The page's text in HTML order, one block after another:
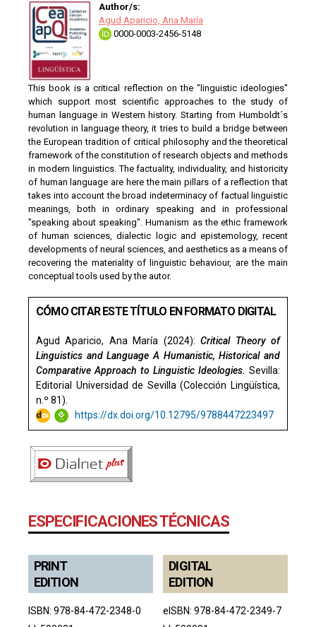
Author/s:
Agud Aparicio, Ana María
0000-0003-2456-5148
This book is a critical reflection on the "linguistic ideologies"
which support most scientific approaches to the study of
human language in Western history. Starting from Humboldt´s
revolution in language theory, it tries to build a bridge between
the European tradition of critical philosophy and the theoretical
framework of the constitution of research objects and methods
in modern linguistics. The factuality, individuality, and historicity
of human language are here the main pillars of a reflection that
takes into account the broad indeterminacy of factual linguistic
meanings, both in ordinary speaking and in professional
"speaking about speaking". Humanism as the ethic framework
of human sciences, dialectic logic and epistemology, recent
developments of neural sciences, and aesthetics as a means of
recovering the materiality of linguistic behaviour, are the main
conceptual tools used by the autor.
CÓMO CITAR ESTE TÍTULO EN FORMATO DIGITAL
Agud Aparicio, Ana María (2024): Critical Theory of
Linguistics and Language A Humanistic, Historical and
Comparative Approach to Linguistic Ideologies. Sevilla:
Editorial Universidad de Sevilla (Colección Lingüística,
n.º 81).
https://dx.doi.org/10.12795/9788447223497
ESPECIFICACIONES TÉCNICAS
PRINT
EDITION
ISBN: 978-84-472-2348-0
DIGITAL
EDITION
eISBN: 978-84-472-2349-7